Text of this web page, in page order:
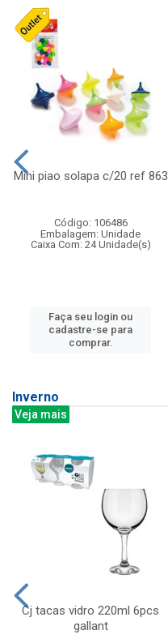
Mini piao solapa c/20 ref 863
Código: 106486
Embalagem: Unidade
Caixa Com: 24 Unidade(s)
Faça seu login ou
cadastre-se para
comprar.
Inverno
Veja mais
Cj tacas vidro 220ml 6pcs
gallant